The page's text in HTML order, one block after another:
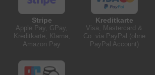
Stripe
Apple Pay, GPay,
Kreditkarte, Klarna,
Amazon Pay
Kreditkarte
Visa, Mastercard &
Co. via PayPal (ohne
PayPal Account)